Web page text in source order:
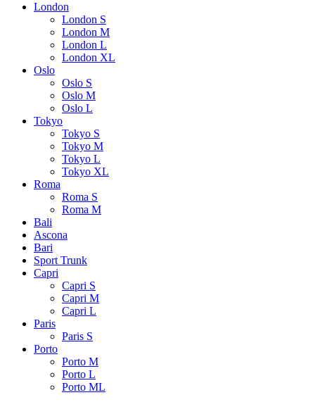
London
London S
London M
London L
London XL
Oslo
Oslo S
Oslo M
Oslo L
Tokyo
Tokyo S
Tokyo M
Tokyo L
Tokyo XL
Roma
Roma S
Roma M
Bali
Ascona
Bari
Sport Trunk
Capri
Capri S
Capri M
Capri L
Paris
Paris S
Porto
Porto M
Porto L
Porto ML